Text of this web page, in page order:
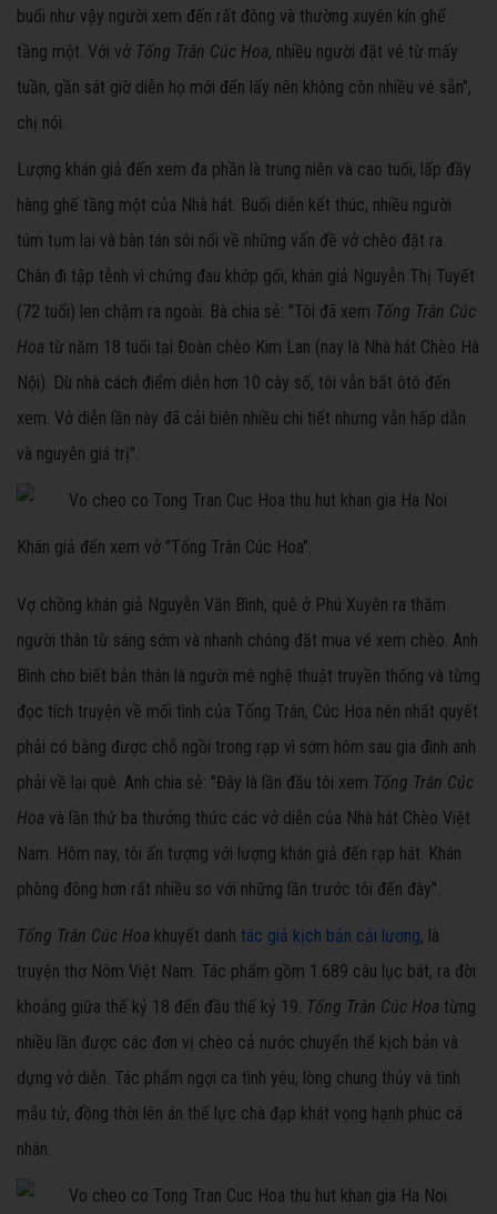
buổi như vậy người xem đến rất đông và thường xuyên kín ghế
tầng một. Với vở Tống Trân Cúc Hoa, nhiều người đặt vé từ mấy
tuần, gần sát giờ diễn họ mới đến lấy nên không còn nhiều vé sẵn",
chị nói.
Lượng khán giả đến xem đa phần là trung niên và cao tuổi, lấp đầy
hàng ghế tầng một của Nhà hát. Buổi diễn kết thúc, nhiều người
túm tụm lại và bàn tán sôi nổi về những vấn đề vở chèo đặt ra.
Chân đi tập tễnh vì chứng đau khớp gối, khán giả Nguyễn Thị Tuyết
(72 tuổi) len chậm ra ngoài. Bà chia sẻ: "Tôi đã xem Tống Trân Cúc
Hoa từ năm 18 tuổi tại Đoàn chèo Kim Lan (nay là Nhà hát Chèo Hà
Nội). Dù nhà cách điểm diễn hơn 10 cây số, tôi vẫn bắt ôtô đến
xem. Vở diễn lần này đã cải biên nhiều chi tiết nhưng vẫn hấp dẫn
và nguyên giá trị".
Khán giả đến xem vở "Tống Trân Cúc Hoa".
Vợ chồng khán giả Nguyễn Văn Bình, quê ở Phú Xuyên ra thăm
người thân từ sáng sớm và nhanh chóng đặt mua vé xem chèo. Anh
Bình cho biết bản thân là người mê nghệ thuật truyền thống và từng
đọc tích truyện về mối tình của Tống Trân, Cúc Hoa nên nhất quyết
phải có bằng được chỗ ngồi trong rạp vì sớm hôm sau gia đình anh
phải về lại quê. Anh chia sẻ: "Đây là lần đầu tôi xem Tống Trân Cúc
Hoa và lần thứ ba thưởng thức các vở diễn của Nhà hát Chèo Việt
Nam. Hôm nay, tôi ấn tượng với lượng khán giả đến rạp hát. Khán
phòng đông hơn rất nhiều so với những lần trước tôi đến đây".
Tống Trân Cúc Hoa khuyết danh tác giả kịch bản cải lương, là
truyện thơ Nôm Việt Nam. Tác phẩm gồm 1.689 câu lục bát, ra đời
khoảng giữa thế kỷ 18 đến đầu thế kỷ 19. Tống Trân Cúc Hoa từng
nhiều lần được các đơn vị chèo cả nước chuyển thể kịch bản và
dựng vở diễn. Tác phẩm ngợi ca tình yêu, lòng chung thủy và tình
mẫu tử, đồng thời lên án thế lực chà đạp khát vọng hạnh phúc cá
nhân.